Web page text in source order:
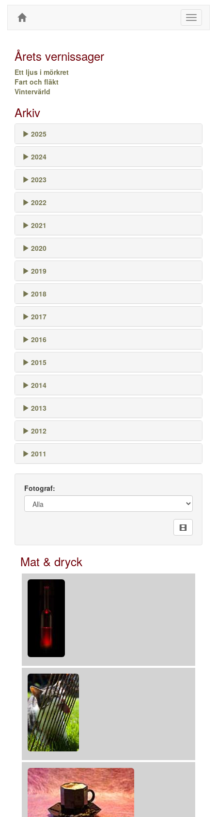
Toggle
Årets vernissager
Ett ljus i mörkret
Fart och fläkt
Vintervärld
Arkiv
2025
2024
2023
2022
2021
2020
2019
2018
2017
2016
2015
2014
2013
2012
2011
Fotograf:
Mat & dryck